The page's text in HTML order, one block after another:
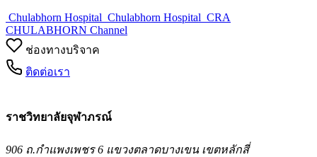
Chulabhorn Hospital Chulabhorn Hospital CRA
CHULABHORN Channel
ช่องทางบริจาค
ติดต่อเรา
ราชวิทยาลัยจุฬาภรณ์
906 ถ.กำแพงเพชร 6 แขวงตลาดบางเขน เขตหลักสี่